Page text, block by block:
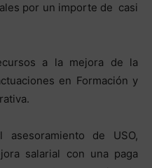
por un importe de casi
a la mejora de la
en Formación y
de USO,
salarial con una paga